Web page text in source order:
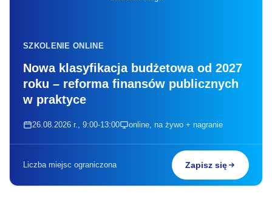
SZKOLENIE ONLINE
Nowa klasyfikacja budżetowa od 2027
roku – reforma finansów publicznych
w praktyce
26.08.2026 r., 9:00-13:00 online, na żywo + nagranie
Liczba miejsc ograniczona Zapisz się